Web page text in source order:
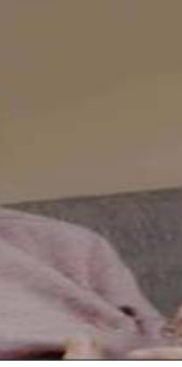
يكون بسبب فطريات أو
عينة من المكان، تبين وجود
حاليا على تحاليل
خطة العلاج الأنسب.
إليك الإجابة